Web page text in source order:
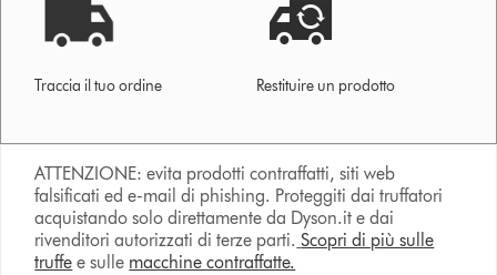
Traccia il tuo ordine Restituire un prodotto
ATTENZIONE: evita prodotti contraffatti, siti web
falsificati ed e-mail di phishing. Proteggiti dai truffatori
acquistando solo direttamente da Dyson.it e dai
rivenditori autorizzati di terze parti. Scopri di più sulle
truffe e sulle macchine contraffatte.